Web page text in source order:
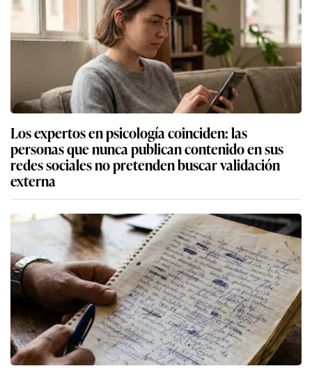
Los expertos en psicología coinciden: las
personas que nunca publican contenido en sus
redes sociales no pretenden buscar validación
externa